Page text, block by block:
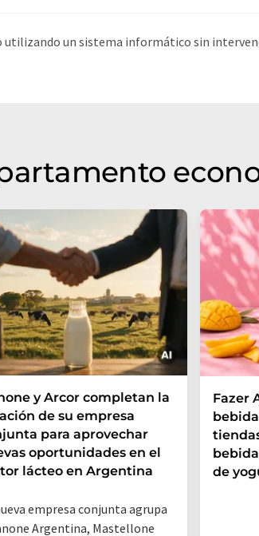
utilizando un sistema informático sin
y Arcor completan la
de su empresa
para aprovechar
oportunidades en el
lácteo en Argentina
empresa conjunta agrupa
Argentina, Mastellone
Fazer
de